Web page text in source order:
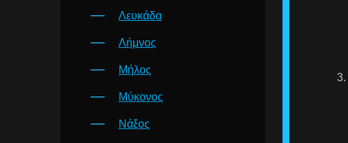
Λευκάδα
Λήμνος
Μήλος
Μύκονος
Νάξος